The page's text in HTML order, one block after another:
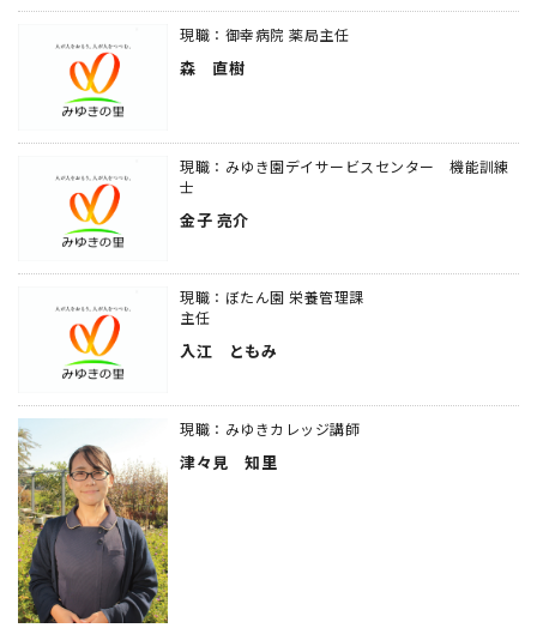
現職：御幸病院 薬局主任
森 直樹
現職：みゆき園デイサービスセンター 機能訓練
士
金子 亮介
現職：ぼたん園 栄養管理課
主任
入江 ともみ
現職：みゆきカレッジ講師
津々見 知里